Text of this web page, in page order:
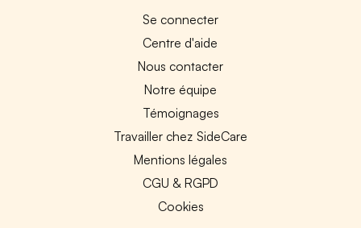
Se connecter
Centre d'aide
Nous contacter
Notre équipe
Témoignages
Travailler chez SideCare
Mentions légales
CGU & RGPD
Cookies